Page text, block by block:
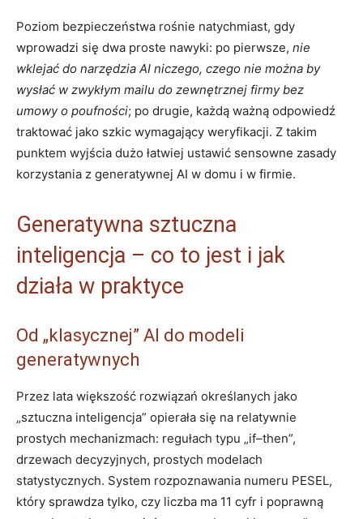
Poziom bezpieczeństwa rośnie natychmiast, gdy
wprowadzi się dwa proste nawyki: po pierwsze, nie
wklejać do narzędzia AI niczego, czego nie można by
wysłać w zwykłym mailu do zewnętrznej firmy bez
umowy o poufności; po drugie, każdą ważną odpowiedź
traktować jako szkic wymagający weryfikacji. Z takim
punktem wyjścia dużo łatwiej ustawić sensowne zasady
korzystania z generatywnej AI w domu i w firmie.
Generatywna sztuczna
inteligencja – co to jest i jak
działa w praktyce
Od „klasycznej” AI do modeli
generatywnych
Przez lata większość rozwiązań określanych jako
„sztuczna inteligencja” opierała się na relatywnie
prostych mechanizmach: regułach typu „if–then”,
drzewach decyzyjnych, prostych modelach
statystycznych. System rozpoznawania numeru PESEL,
który sprawdza tylko, czy liczba ma 11 cyfr i poprawną